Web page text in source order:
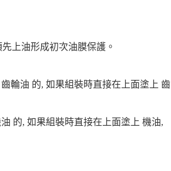
上油形成初次油膜保護。
輪油 的, 如果組裝時直接在上面塗上 齒
的, 如果組裝時直接在上面塗上 機油,